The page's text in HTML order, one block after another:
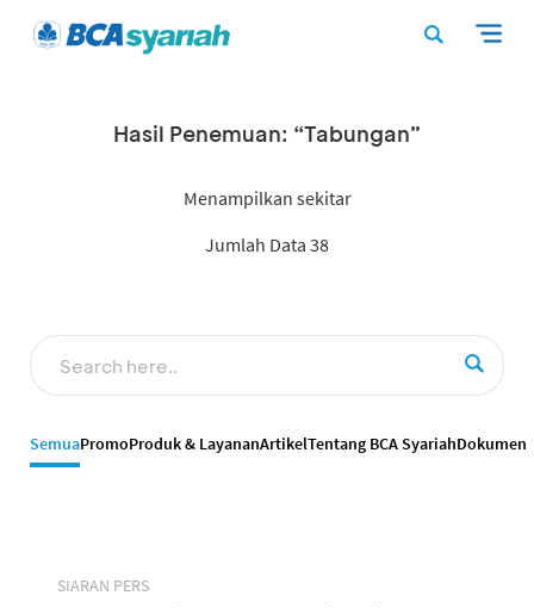
Hasil Penemuan: “Tabungan”
Menampilkan sekitar
Jumlah Data 38
SemuaPromoProduk & LayananArtikelTentang BCA SyariahDokumen
SIARAN PERS